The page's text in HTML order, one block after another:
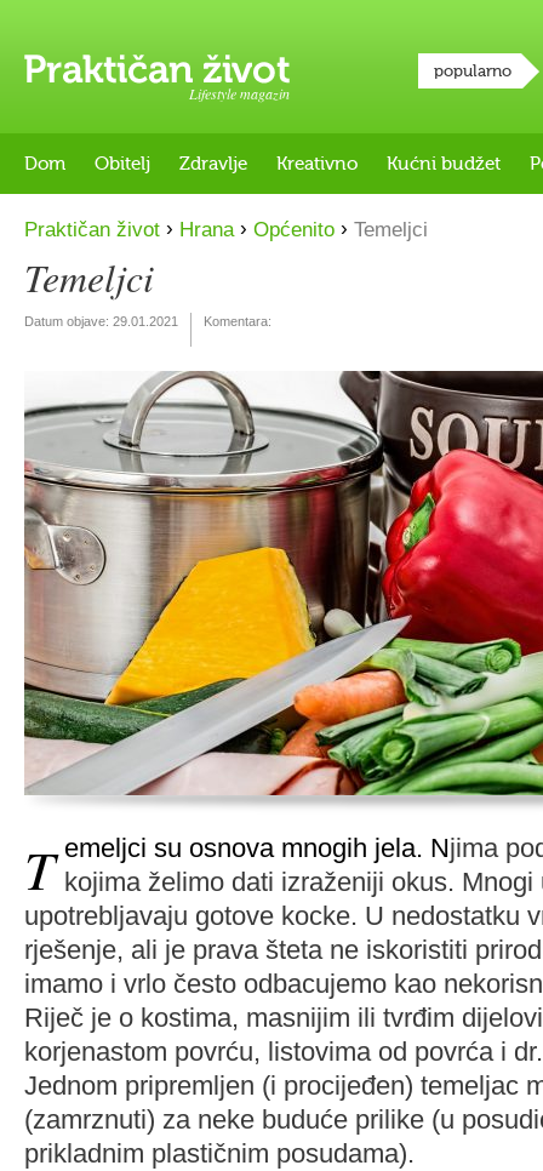
Lifestyle magazin
popularno
Dom Obitelj Zdravlje Kreativno Kućni budžet
Praktičan život › Hrana › Općenito › Temeljci
Temeljci
Datum objave: 29.01.2021 Komentara:
Temeljci su osnova mnogih jela. Njima
kojima želimo dati izraženiji okus.
upotrebljavaju gotove kocke. U nedostatku
rješenje, ali je prava šteta ne iskoristiti
imamo i vrlo često odbacujemo kao
Riječ je o kostima, masnijim ili tvrđim
korjenastom povrću, listovima od povrća i dr.
Jednom pripremljen (i procijeđen) temeljac
(zamrznuti) za neke buduće prilike (u
prikladnim plastičnim posudama).